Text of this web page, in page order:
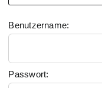
Benutzername:
Passwort: